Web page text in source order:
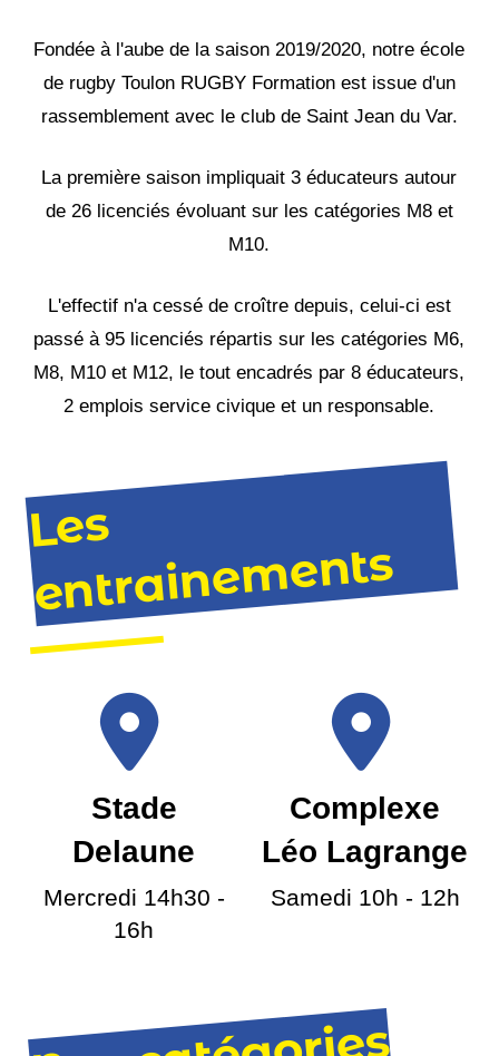
Fondée à l'aube de la saison 2019/2020, notre école
de rugby Toulon RUGBY Formation est issue d'un
rassemblement avec le club de Saint Jean du Var.
La première saison impliquait 3 éducateurs autour
de 26 licenciés évoluant sur les catégories M8 et
M10.
L'effectif n'a cessé de croître depuis, celui-ci est
passé à 95 licenciés répartis sur les catégories M6,
M8, M10 et M12, le tout encadrés par 8 éducateurs,
2 emplois service civique et un responsable.
L
es
e
ntr
ai
n
e
m
e
nts
Stade
Delaune
Mercredi 14h30 -
16h
Complexe
Léo Lagrange
Samedi 10h - 12h